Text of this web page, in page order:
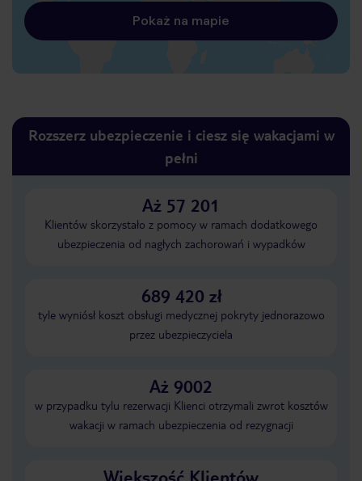
Pokaż na mapie
Rozszerz ubezpieczenie i ciesz się wakacjami w
pełni
Aż 57 201
Klientów skorzystało z pomocy w ramach dodatkowego
ubezpieczenia od nagłych zachorowań i wypadków
689 420 zł
tyle wyniósł koszt obsługi medycznej pokryty jednorazowo
przez ubezpieczyciela
Aż 9002
w przypadku tylu rezerwacji Klienci otrzymali zwrot kosztów
wakacji w ramach ubezpieczenia od rezygnacji
Większość Klientów